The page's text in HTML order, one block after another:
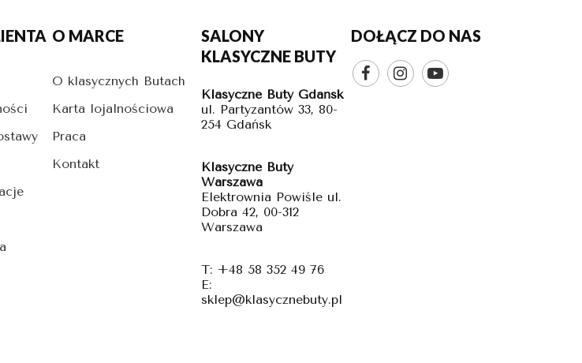
O MARCE
O klasycznych Butach
Karta lojalnościowa
Praca
Kontakt
SALONY
KLASYCZNE BUTY
Klasyczne Buty Gdańsk
ul. Partyzantów 33, 80-
254 Gdańsk
Klasyczne Buty
Warszawa
Elektrownia Powiśle ul.
Dobra 42, 00-312
Warszawa
T: +48 58 352 49 76
E:
sklep@klasycznebuty.pl
DOŁĄCZ DO NAS
  